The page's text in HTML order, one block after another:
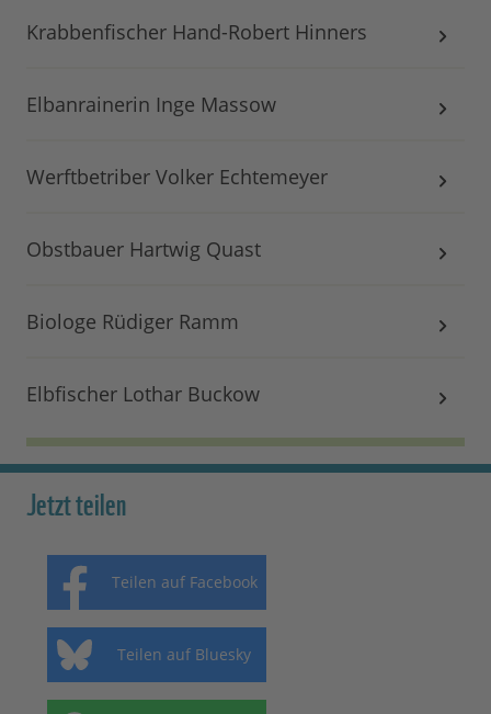
Krabbenfischer Hand-Robert Hinners
Elbanrainerin Inge Massow
Werftbetriber Volker Echtemeyer
Obstbauer Hartwig Quast
Biologe Rüdiger Ramm
Elbfischer Lothar Buckow
Jetzt teilen
Teilen auf Facebook
Teilen auf Bluesky